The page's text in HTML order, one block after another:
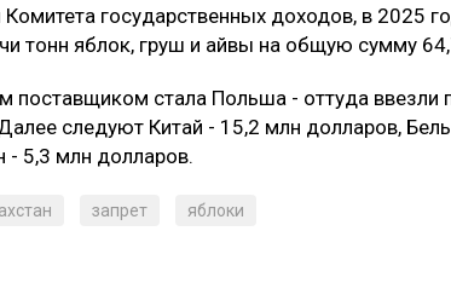
государственных доходов, в 2025
тонн яблок, груш и айвы на общую сумму
поставщиком стала Польша - оттуда ввезли
следуют Китай - 15,2 млн долларов,
- 5,3 млн долларов.
запрет яблоки